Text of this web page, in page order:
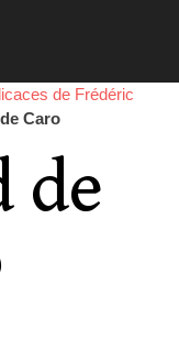
de Frédéric
Caro
de